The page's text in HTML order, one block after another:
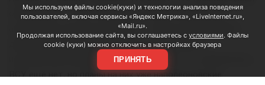
обсуждения «стало возможное участие британцев в
антибаллистических проектах, а также поставки ракет
для систем ПВО и ракет Meteor для шведских
истребителей Gripen». Сразу оговоримся, что самолётов у
ВСУ ещё нет, но планы на них уже наполеоновские.
Мы используем файлы cookie(куки) и технологии анализа поведения
пользователей, включая сервисы «Яндекс Метрика», «LiveInternet.ru»,
«Mail.ru».
Продолжая использование сайта, вы соглашаетесь с условиями. Файлы
cookie (куки) можно отключить в настройках браузера
ПРИНЯТЬ